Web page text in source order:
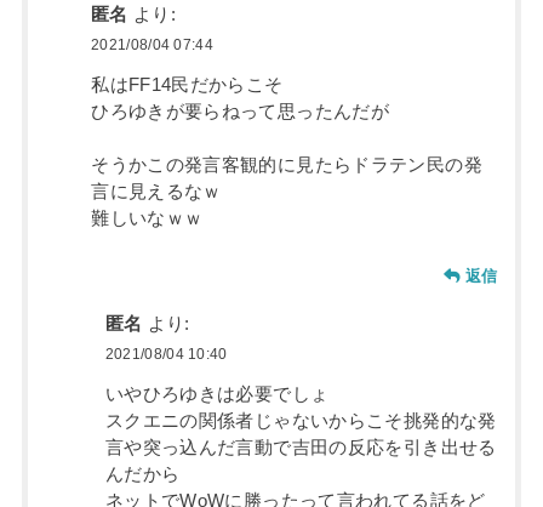
匿名 より:
2021/08/04 07:44
私はFF14民だからこそ
ひろゆきが要らねって思ったんだが
そうかこの発言客観的に見たらドラテン民の発
言に見えるなｗ
難しいなｗｗ
返信
匿名 より:
2021/08/04 10:40
いやひろゆきは必要でしょ
スクエニの関係者じゃないからこそ挑発的な発
言や突っ込んだ言動で吉田の反応を引き出せる
んだから
ネットでWoWに勝ったって言われてる話をど